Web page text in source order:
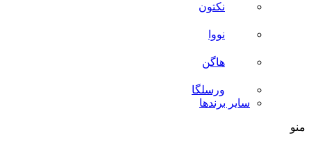
نکتون
نووا
هاگن
ورسلگا
سایر برند‌ها
منو